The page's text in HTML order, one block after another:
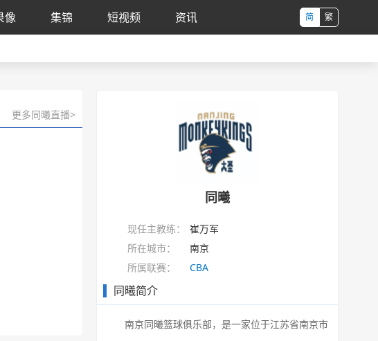
像 集锦 短视频 资讯 简 繁
更多同曦直播>
同曦
现任主教练：
崔万军
所在城市：
南京
所属联赛：
CBA
同曦简介
南京同曦篮球俱乐部，是一家位于江苏省南京市